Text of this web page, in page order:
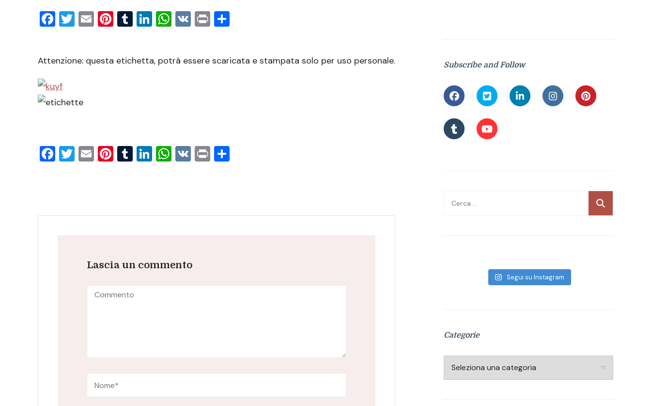
Facebook
Twitter
EmailPinterest
Tumblr
LinkedIn
WhatsApp
VK Print
Attenzione: questa etichetta, potrà essere scaricata e stampata solo per uso personale.
Facebook
Twitter
EmailPinterest
Tumblr
LinkedIn
WhatsApp
VK Print
Lascia un commento
Subscribe and Follow
Ricerca
Segui su Instagram
Categorie
Categorie